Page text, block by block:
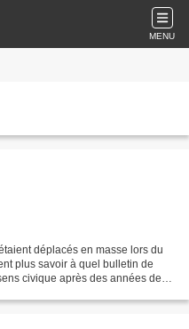
MENU
déplacés en masse lors du
plus savoir à quel bulletin de
civique après des années de